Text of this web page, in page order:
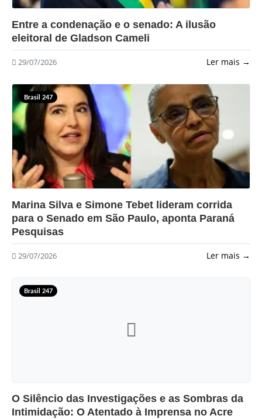
?>
Entre a condenação e o senado: A ilusão
eleitoral de Gladson Cameli
29/07/2026 Ler mais →
Brasil 247
?>
Marina Silva e Simone Tebet lideram corrida
para o Senado em São Paulo, aponta Paraná
Pesquisas
29/07/2026 Ler mais →
Brasil 247
O Silêncio das Investigações e as Sombras da
Intimidação: O Atentado à Imprensa no Acre